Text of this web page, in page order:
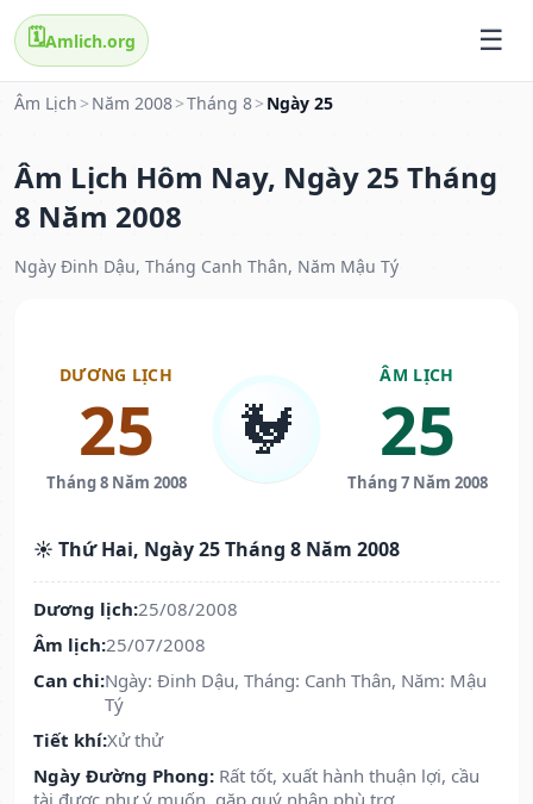
🗓️Amlich.org
Âm Lịch > Năm 2008>Tháng 8> Ngày 25
Âm Lịch Hôm Nay, Ngày 25 Tháng
8 Năm 2008
Ngày Đinh Dậu, Tháng Canh Thân, Năm Mậu Tý
DƯƠNG LỊCH
25
Tháng 8 Năm 2008
🐓
ÂM LỊCH
25
Tháng 7 Năm 2008
☀️ Thứ Hai, Ngày 25 Tháng 8 Năm 2008
Dương lịch:25/08/2008
Âm lịch:25/07/2008
Can chi:Ngày: Đinh Dậu, Tháng: Canh Thân, Năm: Mậu
Tý
Tiết khí:Xử thử
Ngày Đường Phong: Rất tốt, xuất hành thuận lợi, cầu